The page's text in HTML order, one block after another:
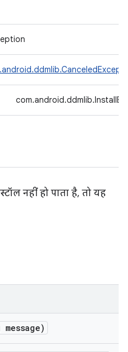
नहीं हो पाता है, तो यह